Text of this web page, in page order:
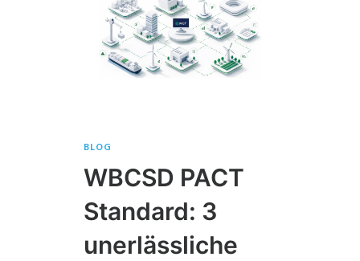
BLOG
WBCSD PACT
Standard: 3
unerlässliche